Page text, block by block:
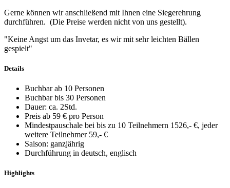
Gerne können wir anschließend mit Ihnen eine Siegerehrung
durchführen. (Die Preise werden nicht von uns gestellt).
"Keine Angst um das Invetar, es wir mit sehr leichten Bällen
gespielt"
Details
Buchbar ab 10 Personen
Buchbar bis 30 Personen
Dauer: ca. 2Std.
Preis ab 59 € pro Person
Mindestpauschale bei bis zu 10 Teilnehmern 1526,- €, jeder
weitere Teilnehmer 59,- €
Saison: ganzjährig
Durchführung in deutsch, englisch
Highlights